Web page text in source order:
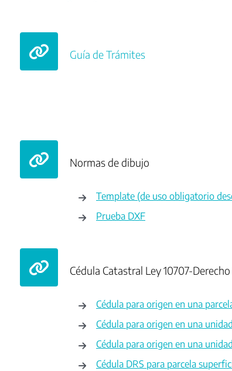
Guía de Trámites
Normas de dibujo
Template (de uso obligatorio
Prueba DXF
Cédula Catastral Ley 10707-
Cédula para origen en una
Cédula para origen en una
Cédula para origen en una
Cédula DRS para parcela